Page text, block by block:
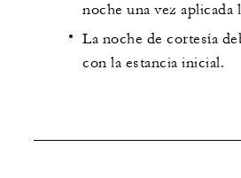
noche una vez aplicada
La noche de cortesía
con la estancia inicial.